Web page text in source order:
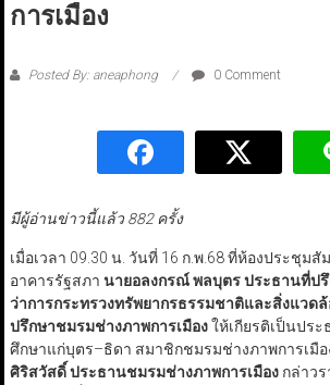
การเมือง
Posted By: aneaphong 0 Comment
มีผู้อ่านข่าวนี้แล้ว 882 ครั้ง
เมื่อเวลา 09.30 น. วันที่ 16 ก.พ.68 ที่ห้องประชุมสั
อาคารรัฐสภา นายอลงกรณ์ พลบุตร ประธานที่ป
ว่าการกระทรวงทรัพยากรธรรมชาติและสิ่งแวด
ปรึกษาชมรมช่างภาพการเมืองให้เกียรติเป็นปร
ศึกษาแก่บุตร–ธิดา สมาชิกชมรมช่างภาพการเมือ
ศิริสวัสดิ์ ประธานชมรมช่างภาพการเมืองกล่าวร